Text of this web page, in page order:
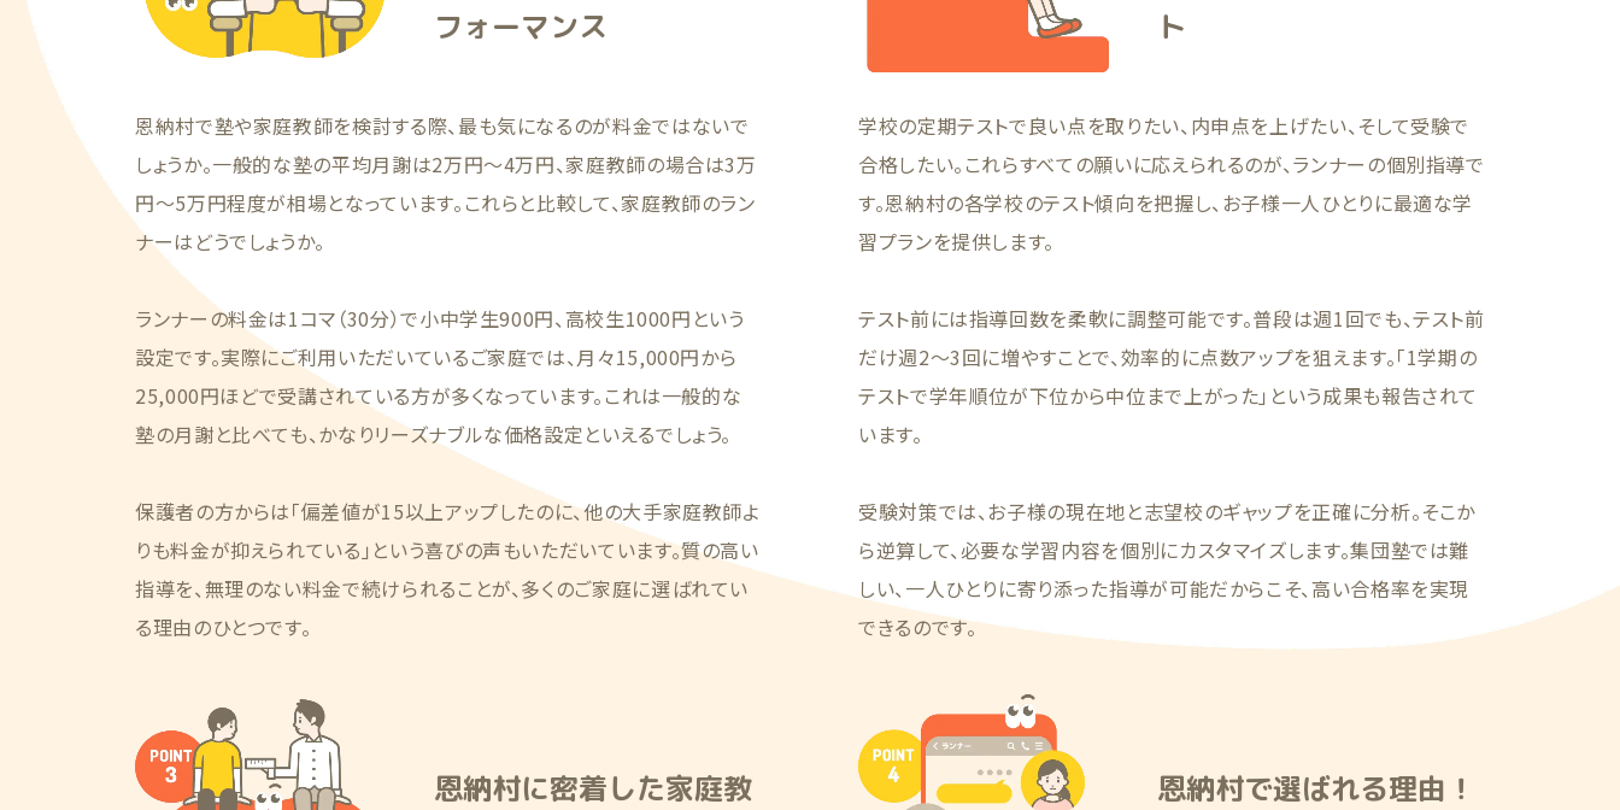
フォーマンス
恩納村で塾や家庭教師を検討する際、最も気になるのが料金ではないで
しょうか。一般的な塾の平均月謝は2万円〜4万円、家庭教師の場合は3万
円〜5万円程度が相場となっています。これらと比較して、家庭教師のラン
ナーはどうでしょうか。
ランナーの料金は1コマ（30分）で小中学生900円、高校生1000円という
設定です。実際にご利用いただいているご家庭では、月々15,000円から
25,000円ほどで受講されている方が多くなっています。これは一般的な
塾の月謝と比べても、かなりリーズナブルな価格設定といえるでしょう。
保護者の方からは「偏差値が15以上アップしたのに、他の大手家庭教師よ
りも料金が抑えられている」という喜びの声もいただいています。質の高い
指導を、無理のない料金で続けられることが、多くのご家庭に選ばれてい
る理由のひとつです。
ト
学校の定期テストで良い点を取りたい、内申点を上げたい、そして受験で
合格したい。これらすべての願いに応えられるのが、ランナーの個別指導で
す。恩納村の各学校のテスト傾向を把握し、お子様一人ひとりに最適な学
習プランを提供します。
テスト前には指導回数を柔軟に調整可能です。普段は週1回でも、テスト前
だけ週2〜3回に増やすことで、効率的に点数アップを狙えます。「1学期の
テストで学年順位が下位から中位まで上がった」という成果も報告されて
います。
受験対策では、お子様の現在地と志望校のギャップを正確に分析。そこか
ら逆算して、必要な学習内容を個別にカスタマイズします。集団塾では難
しい、一人ひとりに寄り添った指導が可能だからこそ、高い合格率を実現
できるのです。
恩納村に密着した家庭教
恩納村で選ばれる理由！